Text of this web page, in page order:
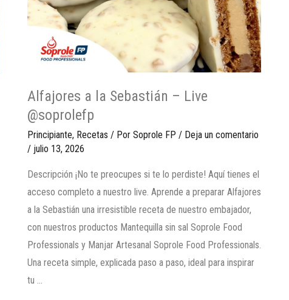
Alfajores a la Sebastián – Live
@soprolefp
Principiante, Recetas / Por Soprole FP / Deja un comentario
/ julio 13, 2026
Descripción ¡No te preocupes si te lo perdiste! Aquí tienes el
acceso completo a nuestro live. Aprende a preparar Alfajores
a la Sebastián una irresistible receta de nuestro embajador,
con nuestros productos Mantequilla sin sal Soprole Food
Professionals y Manjar Artesanal Soprole Food Professionals.
Una receta simple, explicada paso a paso, ideal para inspirar
tu …